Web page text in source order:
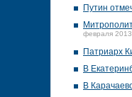
Путин
февраля
Патриарх
В
В